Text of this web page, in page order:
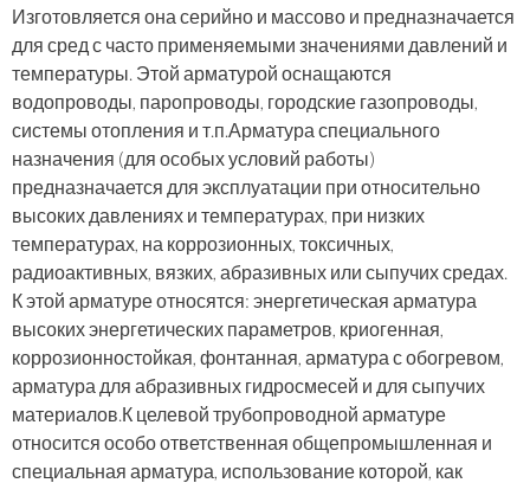
Изготовляется она серийно и массово и предназначается
для сред с часто применяемыми значениями давлений и
температуры. Этой арматурой оснащаются
водопроводы, паропроводы, городские газопроводы,
системы отопления и т.п.Арматура специального
назначения (для особых условий работы)
предназначается для эксплуатации при относительно
высоких давлениях и температурах, при низких
температурах, на коррозионных, токсичных,
радиоактивных, вязких, абразивных или сыпучих средах.
К этой арматуре относятся: энергетическая арматура
высоких энергетических параметров, криогенная,
коррозионностойкая, фонтанная, арматура с обогревом,
арматура для абразивных гидросмесей и для сыпучих
материалов.К целевой трубопроводной арматуре
относится особо ответственная общепромышленная и
специальная арматура, использование которой, как